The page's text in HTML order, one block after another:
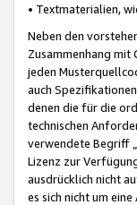
• Textmaterialien,
Neben den
Zusammenhang mit
jeden
auch
denen die für die
technischen
verwendete Begriff
Lizenz zur
ausdrücklich nicht
es sich nicht um